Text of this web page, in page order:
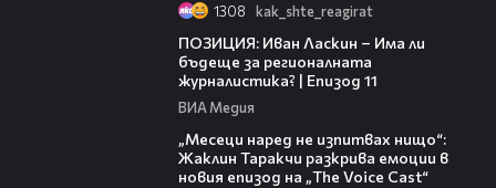
1308 kak_shte_reagirat
ПОЗИЦИЯ: Иван Ласкин – Има ли
бъдеще за регионалната
журналистика? | Епизод 11
ВИА Медия
„Месеци наред не изпитвах нищо“:
Жаклин Таракчи разкрива емоции в
новия епизод на „The Voice Cast“